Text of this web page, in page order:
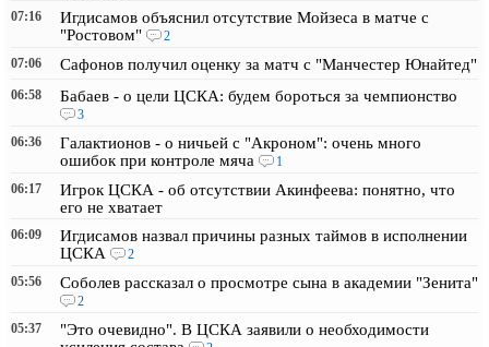
07:16
Игдисамов объяснил отсутствие Мойзеса в матче с
"Ростовом"
2
07:06
Сафонов получил оценку за матч с "Манчестер Юнайтед"
06:58 Бабаев - о цели ЦСКА: будем бороться за чемпионство
3
06:36
Галактионов - о ничьей с "Акроном": очень много
ошибок при контроле мяча
1
06:17
Игрок ЦСКА - об отсутствии Акинфеева: понятно, что
его не хватает
06:09
Игдисамов назвал причины разных таймов в исполнении
ЦСКА
2
05:56
Соболев рассказал о просмотре сына в академии "Зенита"
2
05:37
"Это очевидно". В ЦСКА заявили о необходимости